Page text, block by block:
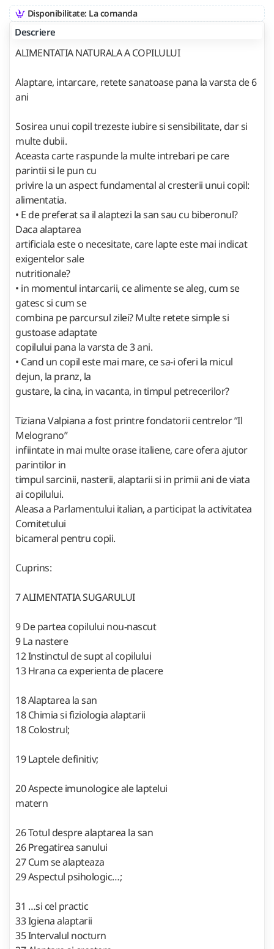
Disponibilitate: La comanda
Descriere
ALIMENTATIA NATURALA A COPILULUI
Alaptare, intarcare, retete sanatoase pana la varsta de 6
ani
Sosirea unui copil trezeste iubire si sensibilitate, dar si
multe dubii.
Aceasta carte raspunde la multe intrebari pe care
parintii si le pun cu
privire la un aspect fundamental al cresterii unui copil:
alimentatia.
• E de preferat sa il alaptezi la san sau cu biberonul?
Daca alaptarea
artificiala este o necesitate, care lapte este mai indicat
exigentelor sale
nutritionale?
• in momentul intarcarii, ce alimente se aleg, cum se
gatesc si cum se
combina pe parcursul zilei? Multe retete simple si
gustoase adaptate
copilului pana la varsta de 3 ani.
• Cand un copil este mai mare, ce sa-i oferi la micul
dejun, la pranz, la
gustare, la cina, in vacanta, in timpul petrecerilor?
Tiziana Valpiana a fost printre fondatorii centrelor ”Il
Melograno”
infiintate in mai multe orase italiene, care ofera ajutor
parintilor in
timpul sarcinii, nasterii, alaptarii si in primii ani de viata
ai copilului.
Aleasa a Parlamentului italian, a participat la activitatea
Comitetului
bicameral pentru copii.
Cuprins:
7 ALIMENTATIA SUGARULUI
9 De partea copilului nou-nascut
9 La nastere
12 Instinctul de supt al copilului
13 Hrana ca experienta de placere
18 Alaptarea la san
18 Chimia si fiziologia alaptarii
18 Colostrul;
19 Laptele definitiv;
20 Aspecte imunologice ale laptelui
matern
26 Totul despre alaptarea la san
26 Pregatirea sanului
27 Cum se alapteaza
29 Aspectul psihologic…;
31 …si cel practic
33 Igiena alaptarii
35 Intervalul nocturn